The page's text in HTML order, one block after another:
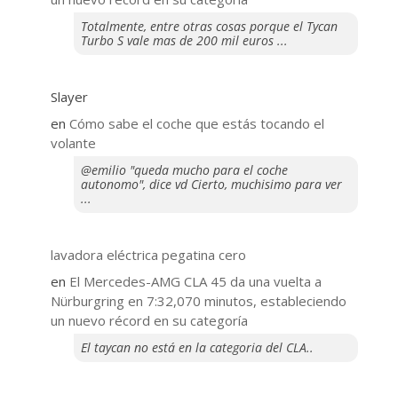
Totalmente, entre otras cosas porque el Tycan
Turbo S vale mas de 200 mil euros ...
Slayer
en ​Cómo sabe el coche que estás tocando el
volante
@emilio "queda mucho para el coche
autonomo", dice vd Cierto, muchisimo para ver
...
lavadora eléctrica pegatina cero
en El Mercedes-AMG CLA 45 da una vuelta a
Nürburgring en 7:32,070 minutos, estableciendo
un nuevo récord en su categoría
El taycan no está en la categoria del CLA..